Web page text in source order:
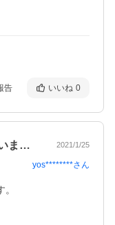
告 いいね 0
ネットで見ましてとても重宝しています。… 2021/1/25
yos********さん